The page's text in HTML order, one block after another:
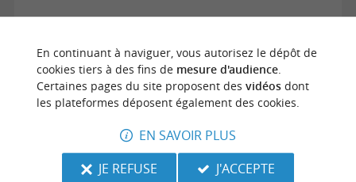
En continuant à naviguer, vous autorisez le dépôt de
cookies tiers à des fins de mesure d'audience.
Certaines pages du site proposent des vidéosdont
les plateformes déposent également des cookies.
EN SAVOIR PLUS
JE REFUSE
J'ACCEPTE